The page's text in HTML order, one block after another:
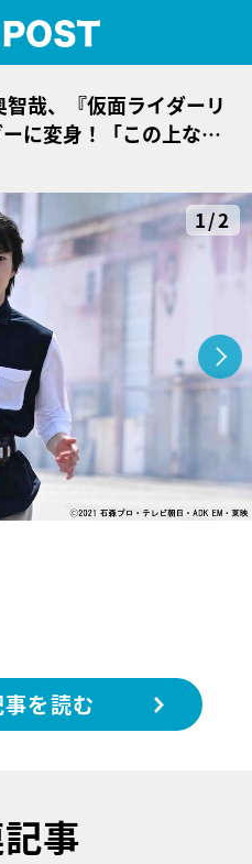
哉、『仮面ライダーリ
に変身！「この上なく
1/2
を読む
事